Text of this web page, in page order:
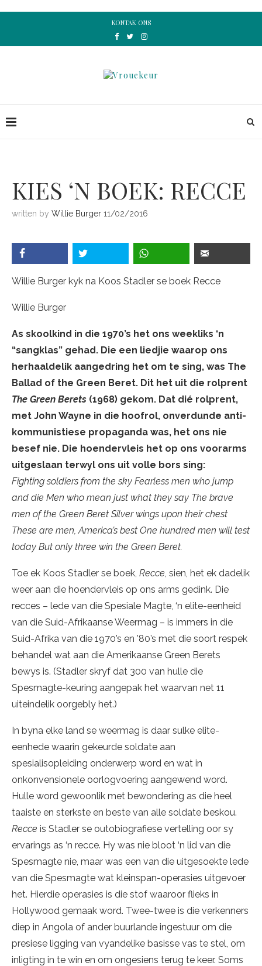
KONTAK ONS
KIES ‘N BOEK: RECCE
written by Willie Burger 11/02/2016
Willie Burger kyk na Koos Stadler se boek Recce
Willie Burger
As skoolkind in die 1970’s het ons weekliks ‘n
“sangklas” gehad. Die een liedjie waarop ons
herhaaldelik aangedring het om te sing, was The
Ballad of the Green Beret. Dit het uit die rolprent
The Green Berets (1968) gekom. Dat dié rolprent,
met John Wayne in die hoofrol, onverdunde anti-
kommunistiese propaganda was, het ons nie
besef nie. Die hoendervleis het op ons voorarms
uitgeslaan terwyl ons uit volle bors sing:
Fighting soldiers from the sky Fearless men who jump
and die Men who mean just what they say The brave
men of the Green Beret Silver wings upon their chest
These are men, America’s best One hundred men will test
today But only three win the Green Beret.
Toe ek Koos Stadler se boek, Recce, sien, het ek dadelik
weer aan die hoendervleis op ons arms gedink. Die
recces – lede van die Spesiale Magte, ‘n elite-eenheid
van die Suid-Afrikaanse Weermag – is immers in die
Suid-Afrika van die 1970’s en ’80’s met die soort respek
behandel wat aan die Amerikaanse Green Berets
bewys is. (Stadler skryf dat 300 van hulle die
Spesmagte-keuring aangepak het waarvan net 11
uiteindelik oorgebly het.)
In byna elke land se weermag is daar sulke elite-
eenhede waarin gekeurde soldate aan
spesialisopleiding onderwerp word en wat in
onkonvensionele oorlogvoering aangewend word.
Hulle word gewoonlik met bewondering as die heel
taaiste en sterkste en beste van alle soldate beskou.
Recce is Stadler se outobiografiese vertelling oor sy
ervarings as ‘n recce. Hy was nie bloot ‘n lid van die
Spesmagte nie, maar was een van die uitgesoekte lede
van die Spesmagte wat kleinspan-operasies uitgevoer
het. Hierdie operasies is die stof waaroor flieks in
Hollywood gemaak word. Twee-twee is die verkenners
diep in Angola of ander buurlande ingestuur om die
presiese ligging van vyandelike basisse vas te stel, om
inligting in te win en om ongesiens terug te keer. Soms